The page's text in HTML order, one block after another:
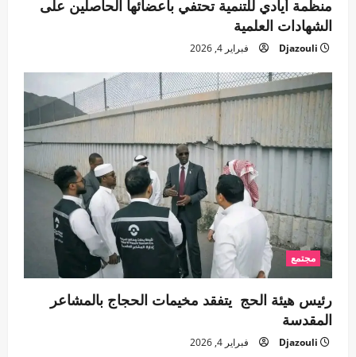
منظمة أيادي للتنمية تحتفي بأعضائها الحاصلين على
الشهادات العلمية
Djazouli فبراير 4, 2026
مجتمع
رئيس هيئة الحج يتفقد مخيمات الحجاج بالمشاعر
المقدسة
Djazouli فبراير 4, 2026